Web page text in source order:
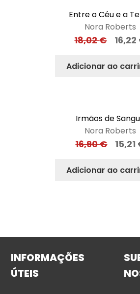
Entre o Céu e a
Nora Roberts
18,02€ 16,22
Adicionar ao
Irmãos de
Nora Roberts
16,90€ 15,21
Adicionar ao
INFORMAÇÕES
ÚTEIS